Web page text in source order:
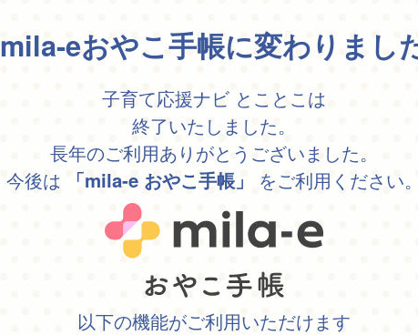
mila-eおやこ手帳に変わりまし
子育て応援ナビ とことこは
終了いたしました。
長年のご利用ありがとうございました。
今後は
「mila-e おやこ手帳」 をご利用ください
以下の機能がご利用いただけます